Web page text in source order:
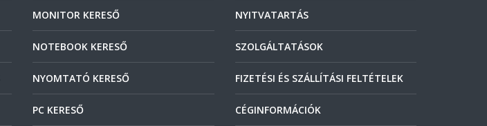
MONITOR KERESŐ
NOTEBOOK KERESŐ
NYOMTATÓ KERESŐ
PC KERESŐ
NYITVATARTÁS
SZOLGÁLTATÁSOK
FIZETÉSI ÉS SZÁLLÍTÁSI FELTÉTELEK
CÉGINFORMÁCIÓK